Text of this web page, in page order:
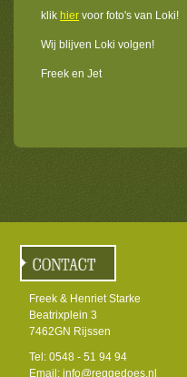
klik hier voor foto's van Loki!
Wij blijven Loki volgen!
Freek en Jet
Freek & Henriet Starke
Beatrixplein 3
7462GN Rijssen
Tel: 0548 - 51 94 94
Email: info@reggedoes.nl